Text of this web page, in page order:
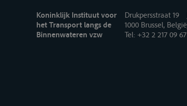
Koninklijk Instituut voor
het Transport langs de
Binnenwateren vzw
Drukpersstraat 19
1000 Brussel, België
Tel: +32 2 217 09 67